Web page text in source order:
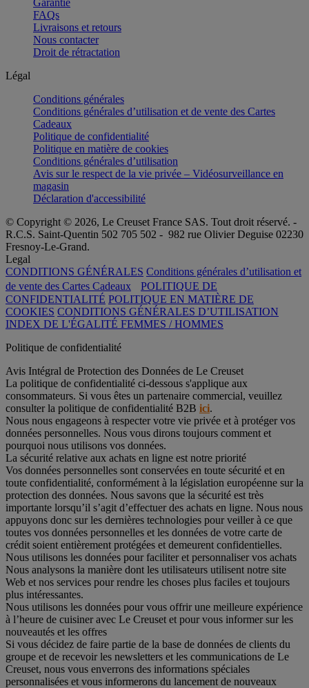
FAQs
Livraisons et retours
Nous contacter
Droit de rétractation
Légal
Conditions générales
Conditions générales d’utilisation et de vente des Cartes
Cadeaux
Politique de confidentialité
Politique en matière de cookies
Conditions générales d’utilisation
Avis sur le respect de la vie privée – Vidéosurveillance en
magasin
Déclaration d'accessibilité
© Copyright © 2026, Le Creuset France SAS. Tout droit réservé. -
R.C.S. Saint-Quentin 502 705 502 - 982 rue Olivier Deguise 02230
Fresnoy-Le-Grand.
Legal
CONDITIONS GÉNÉRALES Conditions générales d’utilisation et
de vente des Cartes Cadeaux
POLITIQUE DE
CONFIDENTIALITÉ POLITIQUE EN MATIÈRE DE
COOKIES CONDITIONS GÉNÉRALES D’UTILISATION
INDEX DE L'ÉGALITÉ FEMMES / HOMMES
Politique de confidentialité
Avis Intégral de Protection des Données de Le Creuset
La politique de confidentialité ci-dessous s'applique aux
consommateurs. Si vous êtes un partenaire commercial, veuillez
consulter la politique de confidentialité B2B ici.
Nous nous engageons à respecter votre vie privée et à protéger vos
données personnelles. Nous vous dirons toujours comment et
pourquoi nous utilisons vos données.
La sécurité relative aux achats en ligne est notre priorité
Vos données personnelles sont conservées en toute sécurité et en
toute confidentialité, conformément à la législation européenne sur la
protection des données. Nous savons que la sécurité est très
importante lorsqu’il s’agit d’effectuer des achats en ligne. Nous nous
appuyons donc sur les dernières technologies pour veiller à ce que
toutes vos données personnelles et les données de votre carte de
crédit soient entièrement protégées et demeurent confidentielles.
Nous utilisons les données pour faciliter et personnaliser vos achats
Nous analysons la manière dont les utilisateurs utilisent notre site
Web et nos services pour rendre les choses plus faciles et toujours
plus intéressantes.
Nous utilisons les données pour vous offrir une meilleure expérience
à l’heure de cuisiner avec Le Creuset et pour vous informer sur les
nouveautés et les offres
Si vous décidez de faire partie de la base de données de clients du
groupe et de recevoir les newsletters et les communications de Le
Creuset, nous vous enverrons des informations spéciales
personnalisées et vous informerons du lancement de nouveaux